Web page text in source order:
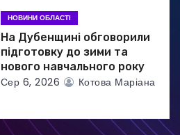
НОВИНИ ОБЛАСТІ
На Дубенщині обговорили
підготовку до зими та
нового навчального року
Сер 6, 2026 Котова Маріана